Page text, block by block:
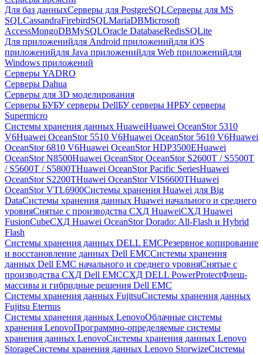
Для баз данныхСерверы для PostgreSQLСерверы для MS
SQLCassandraFirebirdSQLMariaDBMicrosoft
AccessMongoDBMySQLOracle DatabaseRedisSQLite
Для приложенийдля Android приложенийдля iOS
приложенийдля Java приложенийдля Web приложенийдля
Windows приложений
Серверы YADRO
Серверы Dahua
Серверы для 3D моделирования
Серверы БУБУ серверы DellБУ серверы HPБУ серверы
Supermicro
Системы хранения данных HuaweiHuawei OceanStor 5310
V6Huawei OceanStor 5510 V6Huawei OceanStor 5610 V6Huawei
OceanStor 6810 V6Huawei OceanStor HDP3500EHuawei
OceanStor N8500Huawei OceanStor OceanStor S2600T / S5500T
/ S5600T / S5800THuawei OceanStor Pacific SeriesHuawei
OceanStor S2200THuawei OceanStor VIS6600THuawei
OceanStor VTL6900Системы хранения Huawei для Big
DataСистемы хранения данных Huawei начального и среднего
уровняСнятые с производства СХД HuaweiСХД Huawei
FusionCubeСХД Huawei OceanStor Dorado: All-Flash и Hybrid
Flash
Системы хранения данных DELL EMCРезервное копирование
и восстановление данных Dell EMCСистемы хранения
данных Dell EMC начального и среднего уровняСнятые с
производства СХД Dell EMCСХД DELL PowerProtectФлеш-
массивы и гибридные решения Dell EMC
Системы хранения данных FujitsuСистемы хранения данных
Fujitsu Eternus
Системы хранения данных LenovoОблачные системы
хранения LenovoПрограммно-определяемые системы
хранения данных LenovoСистемы хранения данных Lenovo
StorageСистемы хранения данных Lenovo StorwizeСистемы